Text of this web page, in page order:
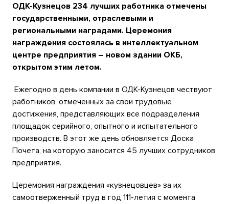
ОДК-Кузнецов 234 лучших работника отмечены
государственными, отраслевыми и
региональными наградами. Церемония
награждения состоялась в интеллектуальном
центре предприятия – новом здании ОКБ,
открытом этим летом.
Ежегодно в день компании в ОДК-Кузнецов чествуют
работников, отмеченных за свои трудовые
достижения, представляющих все подразделения
площадок серийного, опытного и испытательного
производств. В этот же день обновляется Доска
Почета, на которую заносится 45 лучших сотрудников
предприятия.
Церемония награждения «кузнецовцев» за их
самоотверженный труд в год 111-летия с момента